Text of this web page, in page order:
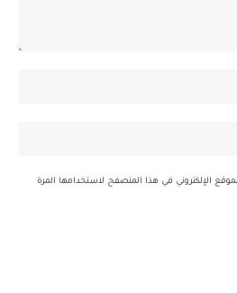
الإلكتروني في هذا المتصفح لاستخدامها المرة